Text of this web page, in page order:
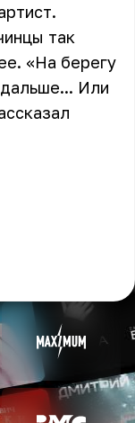
так
«На берегу
Или